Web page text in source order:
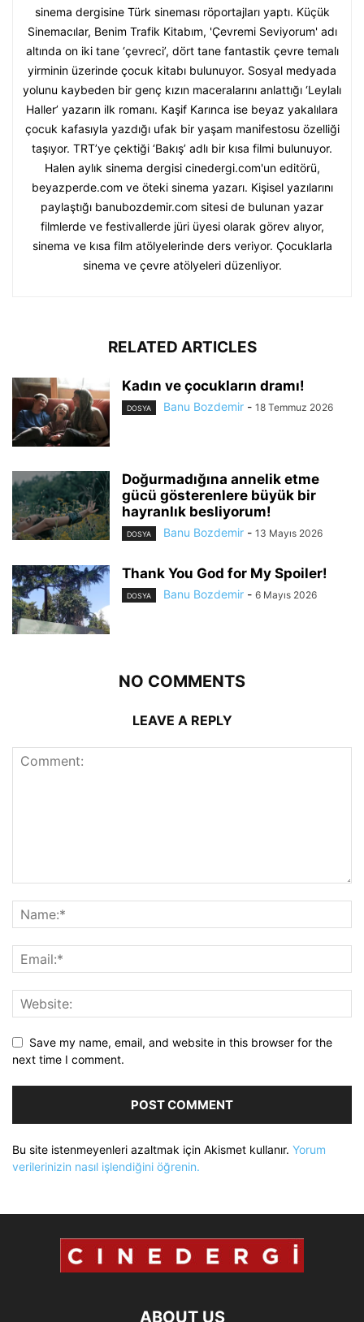
sinema dergisine Türk sineması röportajları yaptı. Küçük
Sinemacılar, Benim Trafik Kitabım, 'Çevremi Seviyorum' adı
altında on iki tane ‘çevreci’, dört tane fantastik çevre temalı
yirminin üzerinde çocuk kitabı bulunuyor. Sosyal medyada
yolunu kaybeden bir genç kızın maceralarını anlattığı ‘Leylalı
Haller’ yazarın ilk romanı. Kaşif Karınca ise beyaz yakalılara
çocuk kafasıyla yazdığı ufak bir yaşam manifestosu özelliği
taşıyor. TRT’ye çektiği ‘Bakış’ adlı bir kısa filmi bulunuyor.
Halen aylık sinema dergisi cinedergi.com'un editörü,
beyazperde.com ve öteki sinema yazarı. Kişisel yazılarını
paylaştığı banubozdemir.com sitesi de bulunan yazar
filmlerde ve festivallerde jüri üyesi olarak görev alıyor,
sinema ve kısa film atölyelerinde ders veriyor. Çocuklarla
sinema ve çevre atölyeleri düzenliyor.
RELATED ARTICLES
Kadın ve çocukların dramı!
DOSYA Banu Bozdemir - 18 Temmuz 2026
Doğurmadığına annelik etme
gücü gösterenlere büyük bir
hayranlık besliyorum!
DOSYA Banu Bozdemir - 13 Mayıs 2026
Thank You God for My Spoiler!
DOSYA Banu Bozdemir - 6 Mayıs 2026
NO COMMENTS
LEAVE A REPLY
Save my name, email, and website in this browser for the
next time I comment.
Bu site istenmeyenleri azaltmak için Akismet kullanır. Yorum
verilerinizin nasıl işlendiğini öğrenin.
ABOUT US